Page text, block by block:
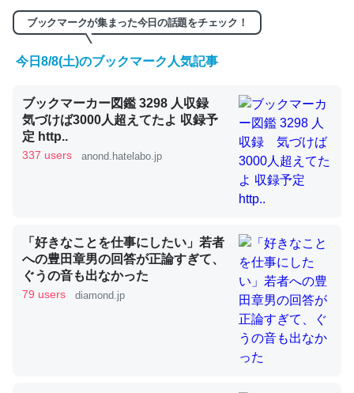
くらい。小説でいう「ずっと前の伏線」は回収されないけ
ど、短期記憶というには多い分量。進化すればするほど分
かりやすく強くなりそう
─GPTの仕組みと限界についての考察（１） - conceptualization
昆虫ってカルシウム少ないのか。知らんかった。調べたら
コオロギのカルシウム分はエビの600分の1程度。
─ニュース :: 【研究発表】昆虫学の大問題＝「昆虫はなぜ海にいな
ブックマークが集まった今日の話題をチェック！
今日8/8(土)のブックマーク人気記事
ブックマーカー図鑑 3298 人収録
気づけば3000人超えてたよ 収録予
定 http..
337 users anond.hatelabo.jp
「好きなことを仕事にしたい」若者
への豊田章男の回答が正論すぎて、
ぐうの音も出なかった
79 users diamond.jp